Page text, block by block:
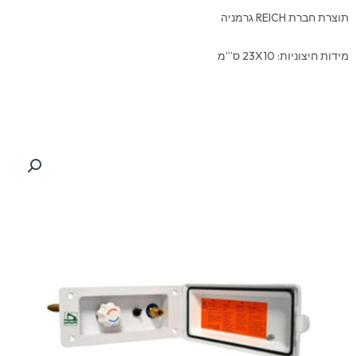
תוצרת חברת REICH גרמניה
מידות חיצוניות: 23X10 ס”’מ